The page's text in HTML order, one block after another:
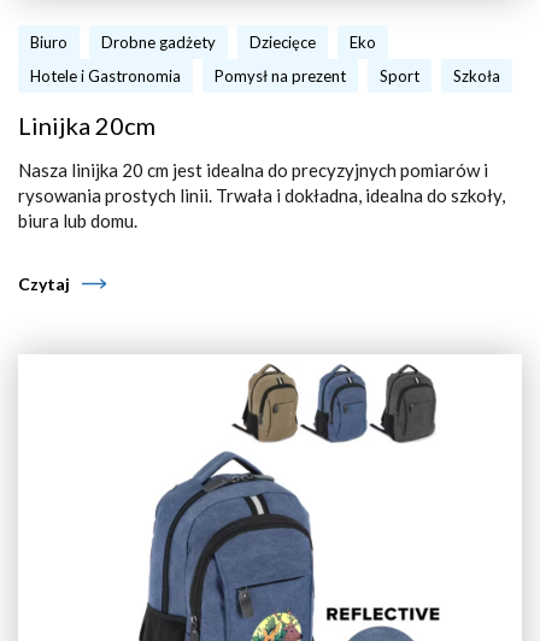
Biuro Drobne gadżety Dziecięce
Eko
Hotele i Gastronomia
Pomysł na prezent Sport Szkoła
Linijka 20cm
Nasza linijka 20 cm jest idealna do precyzyjnych pomiarów i
rysowania prostych linii. Trwała i dokładna, idealna do szkoły,
biura lub domu.
Czytaj